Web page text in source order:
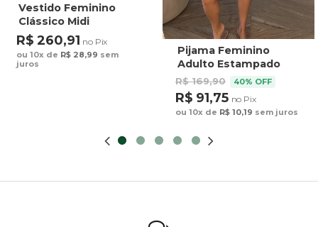
Vestido Feminino
Clássico Midi
Estampado Maxi
Arara Fundo Azul
R$ 260,91 no Pix
ou 10x de R$ 28,99 sem
juros
Pijama Feminino
Adulto Estampado
Preguiça Tucano
Fundo Marrom
R$ 169,90 40% OFF
R$ 91,75 no Pix
ou 10x de R$ 10,19 sem juros